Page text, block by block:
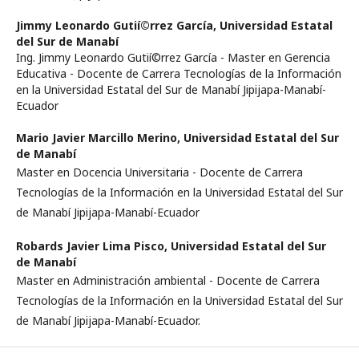
Jimmy Leonardo Gutií©rrez Garcí­a, Universidad Estatal
del Sur de Manabí­
Ing. Jimmy Leonardo Gutií©rrez Garcí­a - Master en Gerencia
Educativa - Docente de Carrera Tecnologí­as de la Información
en la Universidad Estatal del Sur de Manabí­ Jipijapa-Manabí­-
Ecuador
Mario Javier Marcillo Merino, Universidad Estatal del Sur
de Manabí­
Master en Docencia Universitaria - Docente de Carrera
Tecnologí­as de la Información en la Universidad Estatal del Sur
de Manabí­ Jipijapa-Manabí­-Ecuador
Robards Javier Lima Pisco, Universidad Estatal del Sur
de Manabí­
Master en Administración ambiental - Docente de Carrera
Tecnologí­as de la Información en la Universidad Estatal del Sur
de Manabí­ Jipijapa-Manabí­-Ecuador.